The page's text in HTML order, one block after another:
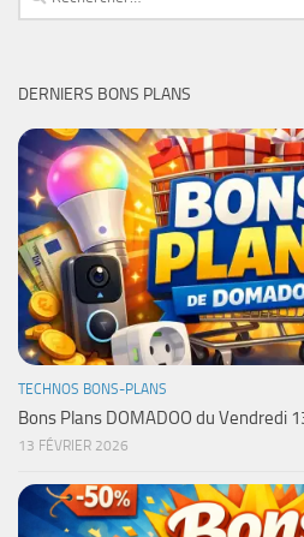
DERNIERS BONS PLANS
TECHNOS BONS-PLANS
Bons Plans DOMADOO du Vendredi
13 FÉVRIER 2026